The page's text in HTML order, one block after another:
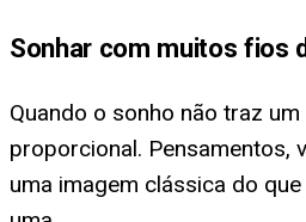
Sonhar com muitos fios
Quando o sonho não traz
proporcional. Pensamentos,
uma imagem clássica do